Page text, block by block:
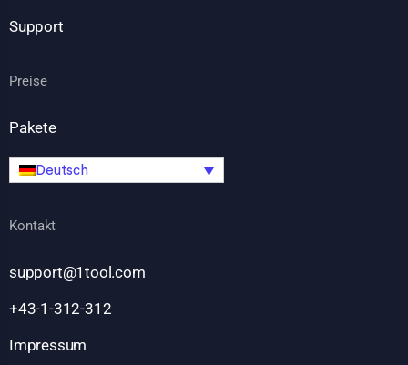
Support
Preise
Pakete
Deutsch
Kontakt
support@1tool.com
+43-1-312-312
Impressum